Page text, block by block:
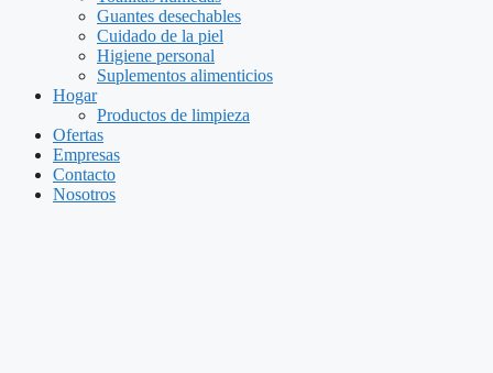
Guantes desechables
Cuidado de la piel
Higiene personal
Suplementos alimenticios
Hogar
Productos de limpieza
Ofertas
Empresas
Contacto
Nosotros